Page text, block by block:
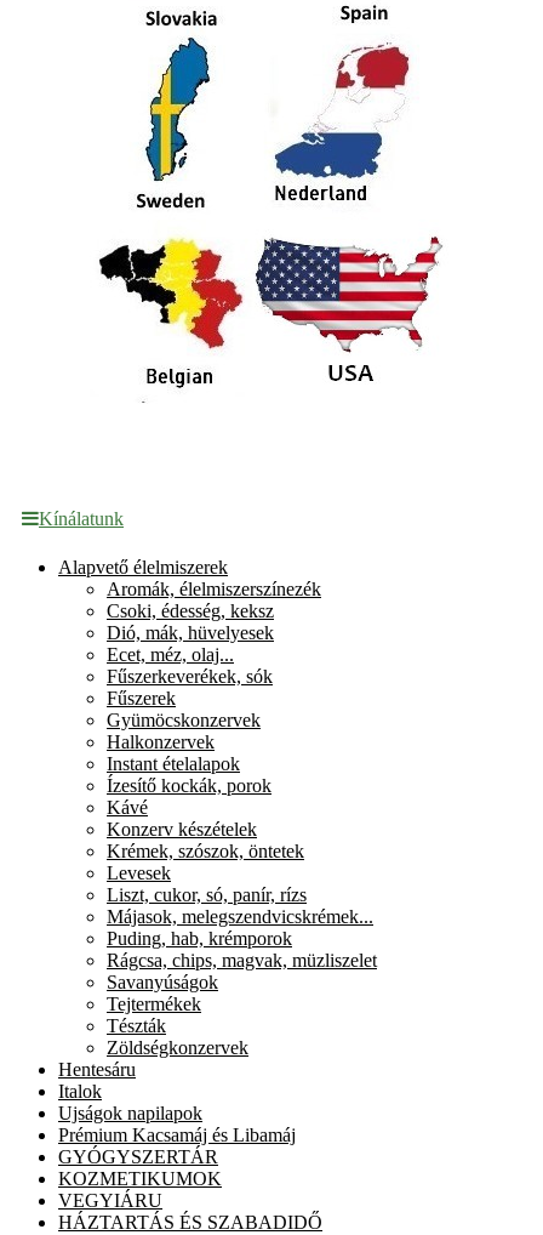
Kínálatunk
Alapvető élelmiszerek
Aromák, élelmiszerszínezék
Csoki, édesség, keksz
Dió, mák, hüvelyesek
Ecet, méz, olaj...
Fűszerkeverékek, sók
Fűszerek
Gyümöcskonzervek
Halkonzervek
Instant ételalapok
Ízesítő kockák, porok
Kávé
Konzerv készételek
Krémek, szószok, öntetek
Levesek
Liszt, cukor, só, panír, rízs
Májasok, melegszendvicskrémek...
Puding, hab, krémporok
Rágcsa, chips, magvak, müzliszelet
Savanyúságok
Tejtermékek
Tészták
Zöldségkonzervek
Hentesáru
Italok
Ujságok napilapok
Prémium Kacsamáj és Libamáj
GYÓGYSZERTÁR
KOZMETIKUMOK
VEGYIÁRU
HÁZTARTÁS ÉS SZABADIDŐ